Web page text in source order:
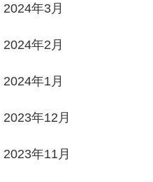
2024年3月
2024年2月
2024年1月
2023年12月
2023年11月